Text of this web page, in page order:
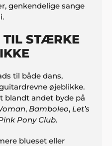
genkendelige sange
TIL STÆRKE
til både dans,
øjeblikke.
blandt andet byde på
, Bamboleo, Let’s
Pony Club.
blueset eller